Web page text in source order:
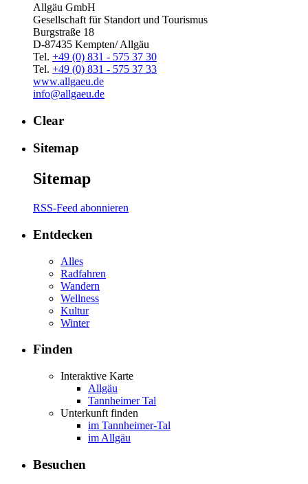
Allgäu GmbH
Gesellschaft für Standort und Tourismus
Burgstraße 18
D-87435 Kempten/ Allgäu
Tel. +49 (0) 831 - 575 37 30
Tel. +49 (0) 831 - 575 37 33
www.allgaeu.de
info@allgaeu.de
Clear
Sitemap
Sitemap
RSS-Feed abonnieren
Entdecken
Alles
Radfahren
Wandern
Wellness
Kultur
Winter
Finden
Interaktive Karte
Allgäu
Tannheimer Tal
Unterkunft finden
im Tannheimer-Tal
im Allgäu
Besuchen